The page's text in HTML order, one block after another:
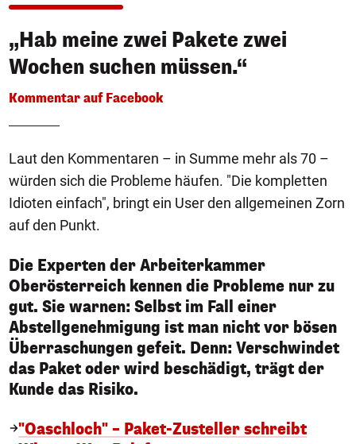
„Hab meine zwei Pakete zwei
Wochen suchen müssen.“
Kommentar auf Facebook
Laut den Kommentaren – in Summe mehr als 70 –
würden sich die Probleme häufen. "Die kompletten
Idioten einfach", bringt ein User den allgemeinen Zorn
auf den Punkt.
Die Experten der Arbeiterkammer
Oberösterreich kennen die Probleme nur zu
gut. Sie warnen: Selbst im Fall einer
Abstellgenehmigung ist man nicht vor bösen
Überraschungen gefeit. Denn: Verschwindet
das Paket oder wird beschädigt, trägt der
Kunde das Risiko.
"Oaschloch" – Paket-Zusteller schreibt